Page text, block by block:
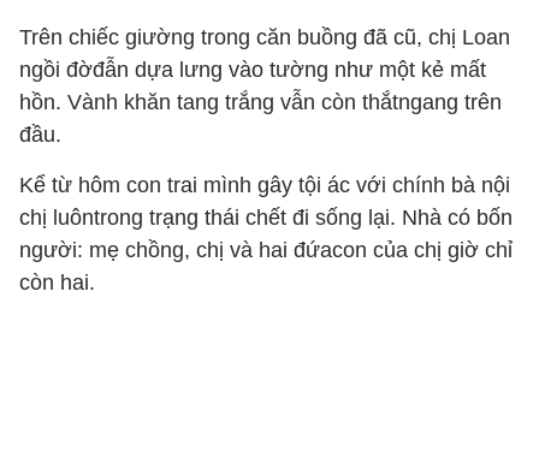
Trên chiếc giường trong căn buồng đã cũ, chị Loan
ngồi đờđẫn dựa lưng vào tường như một kẻ mất
hồn. Vành khăn tang trắng vẫn còn thắtngang trên
đầu.
Kể từ hôm con trai mình gây tội ác với chính bà nội
chị luôntrong trạng thái chết đi sống lại. Nhà có bốn
người: mẹ chồng, chị và hai đứacon của chị giờ chỉ
còn hai.